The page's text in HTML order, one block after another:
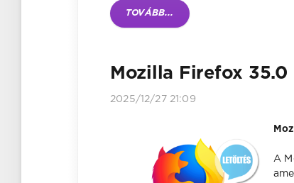
TOVÁBB...
Mozilla Firefox
2025/12/27 21:09
A